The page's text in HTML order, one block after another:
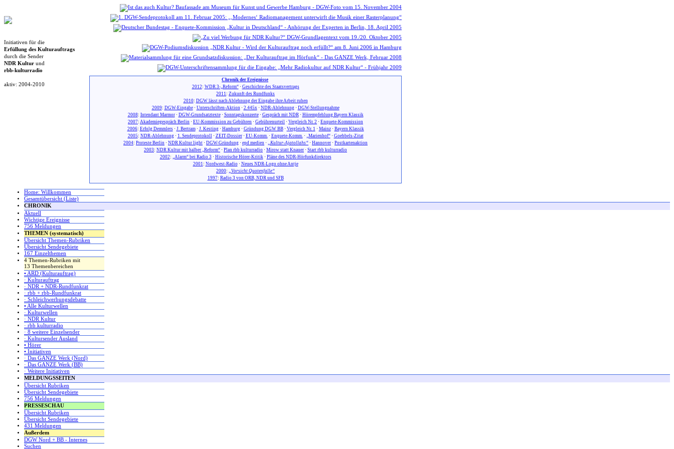
Initiativen für die
Erfüllung des Kulturauftrags
durch die Sender
NDR Kultur und
rbb-kulturradio
aktiv: 2004-2010
Chronik der Ereignisse
2012: WDR 3-„Reform“· Geschichte des Staatsvertrags
2011: Zukunft des Rundfunks
2010: DGW lässt nach Ablehnung der Eingabe ihre Arbeit ruhen
2009: DGW-Eingabe· Unterschriften-Aktion· 2.445x· NDR-Ablehnung· DGW-Stellungnahme
2008: Intendant Marmor· DGW-Grundsatztexte· Sonntagskonzerte· Gespräch mit NDR· Hörempfehlung Bayern Klassik
2007: Akademiegespräch Berlin · EU-Kommission zu Gebühren · Gebührenurteil · Vergleich Nr. 2 · Enquete-Kommission
2006: Erfolg Demmlers· J. Bertram· J. Kesting· Hamburg· Gründung DGW BB· Vergleich Nr. 1 · Mainz· Bayern Klassik
2005: NDR-Ablehnung· 1. Sendeprotokoll· ZEIT-Dossier· EU-Komm.· Enquete-Komm.· „Marienhof“· Goebbels-Zitat
2004: Proteste Berlin · NDR Kultur light · DGW-Gründung · epd medien · „Kultur-Ajatollahs“ · Hannover · Postkartenaktion
2003: NDR Kultur mit halber „Reform“ · Plan rbb kulturradio · Mirow statt Knauer · Start rbb kulturradio
2002: „Alarm“ bei Radio 3 · Historische Hörer-Kritik· Pläne des NDR-Hörfunkdirektors
2001: Nordwest-Radio· Neues NDR-Logo ohne Antje
2000: „Vorsicht Quotenfalle“
1997: Radio 3 von ORB, NDR und SFB
Home: Willkommen
Gesamtübersicht (Liste)
CHRONIK
Aktuell
Wichtige Ereignisse
756 Meldungen
THEMEN (systematisch)
Übersicht Themen-Rubriken
Übersicht Sendegebiete
167 Einzelthemen
4 Themen-Rubriken mit
13 Themenbereichen
• ARD (Kulturauftrag)
· Kulturauftrag
· NDR + NDR-Rundfunkrat
· rbb + rbb-Rundfunkrat
· Schleichwerbungsdebatte
• Alle Kulturwellen
· Kulturwellen
· NDR Kultur
· rbb kulturradio
· 8 weitere Einzelsender
· Kultursender Ausland
• Hörer
• Initiativen
· Das GANZE Werk (Nord)
· Das GANZE Werk (BB)
· Weitere Initiativen
MELDUNGSSEITEN
Übersicht Rubriken
Übersicht Sendegebiete
756 Meldungen
PRESSESCHAU
Übersicht Rubriken
Übersicht Sendegebiete
431 Meldungen
Außerdem
DGW Nord + BB - Internes
Suchen